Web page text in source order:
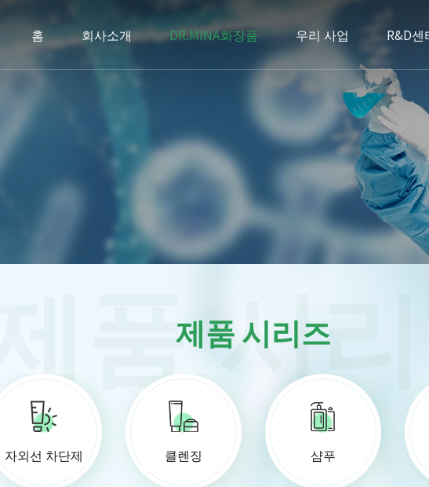
홈 회사소개 DR.MINA화장품 우리 사업 R&D센
제품 시
제품 시리즈
자외선 차단제 클렌징 샴푸